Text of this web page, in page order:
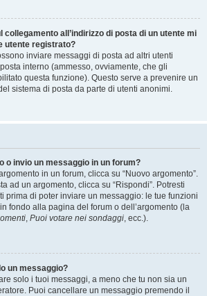
collegamento all’indirizzo di posta di un utente mi
utente registrato?
inviare messaggi di posta ad altri utenti
interno (ammesso, ovviamente, che gli
questa funzione). Questo serve a prevenire un
sistema di posta da parte di utenti anonimi.
o invio un messaggio in un forum?
in un forum, clicca su “Nuovo argomento”.
ad un argomento, clicca su “Rispondi”. Potresti
prima di poter inviare un messaggio: le tue funzioni
fondo alla pagina del forum o dell’argomento (la
, Puoi votare nei sondaggi, ecc.).
un messaggio?
solo i tuoi messaggi, a meno che tu non sia un
Puoi cancellare un messaggio premendo il